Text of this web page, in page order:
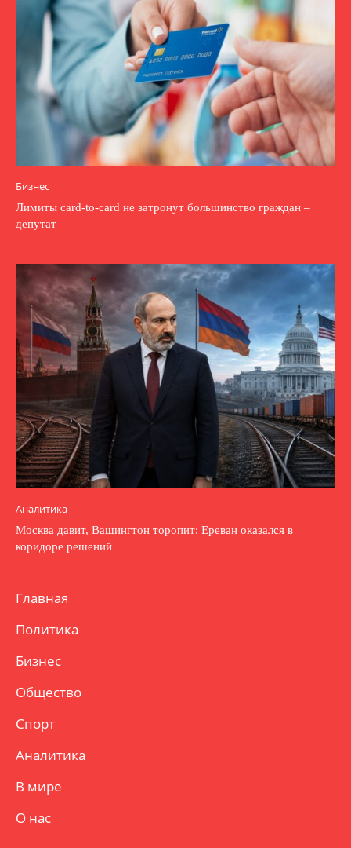
Бизнес
Лимиты card-to-card не затронут большинство граждан –
депутат
Аналитика
Москва давит, Вашингтон торопит: Ереван оказался в
коридоре решений
Главная
Политика
Бизнес
Общество
Спорт
Аналитика
В мире
О нас